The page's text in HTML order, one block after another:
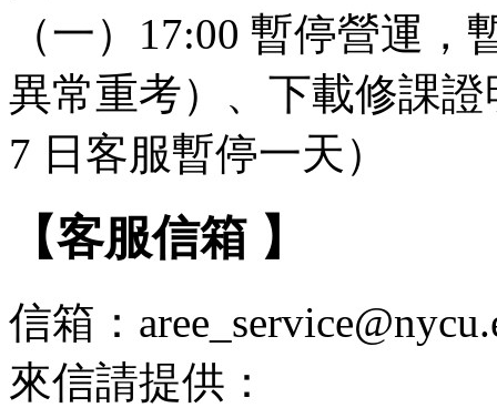
（一）17:00 暫停營運
異常重考）、下載修課
7 日客服暫停一天）
【客服信箱 】
信箱：
來信請提供：